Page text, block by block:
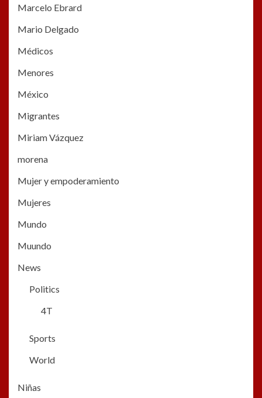
Marcelo Ebrard
Mario Delgado
Médicos
Menores
México
Migrantes
Miriam Vázquez
morena
Mujer y empoderamiento
Mujeres
Mundo
Muundo
News
Politics
4T
Sports
World
Niñas